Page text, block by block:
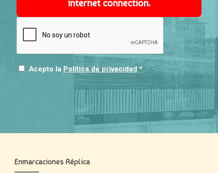
internet connection.
Acepto la Política de privacidad *
Enmarcaciones Réplica